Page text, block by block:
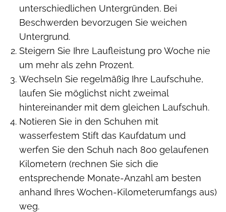
unterschiedlichen Untergründen. Bei
Beschwerden bevorzugen Sie weichen
Untergrund.
Steigern Sie Ihre Laufleistung pro Woche nie
um mehr als zehn Prozent.
Wechseln Sie regelmäßig Ihre Laufschuhe,
laufen Sie möglichst nicht zweimal
hintereinander mit dem gleichen Laufschuh.
Notieren Sie in den Schuhen mit
wasserfestem Stift das Kaufdatum und
werfen Sie den Schuh nach 800 gelaufenen
Kilometern (rechnen Sie sich die
entsprechende Monate-Anzahl am besten
anhand Ihres Wochen-Kilometerumfangs aus)
weg.